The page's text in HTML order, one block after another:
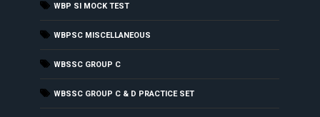
WBP SI MOCK TEST
WBPSC MISCELLANEOUS
WBSSC GROUP C
WBSSC GROUP C & D PRACTICE SET